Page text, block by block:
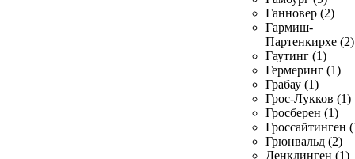
Ганновер (2)
Гармиш-
Партенкирхе (2)
Гаутинг (1)
Гермеринг (1)
Грабау (1)
Грос-Лукков (1)
Гросберен (1)
Гроссайтинген
Грюнвальд (2)
Денклинген (1)